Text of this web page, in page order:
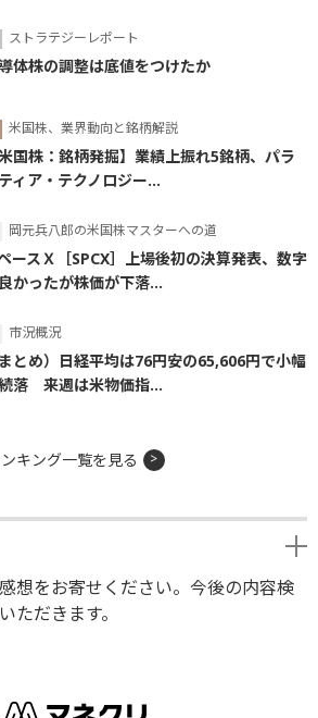
ストラテジーレポート
体株の調整は底値をつけたか
米国株、業界動向と銘柄解説
米国株：銘柄発掘】業績上振れ5銘柄、パラ
ィア・テクノロジー...
岡元兵八郎の米国株マスターへの道
ースＸ［SPCX］上場後初の決算発表、数字
かったが株価が下落...
市況概況
まとめ）日経平均は76円安の65,606円で小幅
落 来週は米物価指...
キング一覧を見る
想をお寄せください。今後の内容検
ただきます。